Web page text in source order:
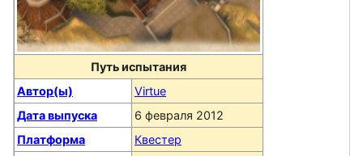
Путь испытания
Автор(ы)
Virtue
Дата выпуска
6 февраля 2012
Платформа
Квестер